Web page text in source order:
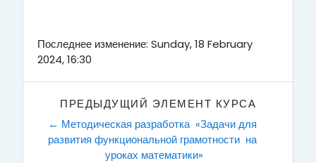
Последнее изменение: Sunday, 18 February
2024, 16:30
ПРЕДЫДУЩИЙ ЭЛЕМЕНТ КУРСА
← Методическая разработка  «Задачи для
развития функциональной грамотности  на
уроках математики»